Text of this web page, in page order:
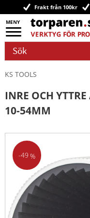
Meny
Frakt från 100kr
KS TOOLS
INRE OCH
10-54MM
49 %